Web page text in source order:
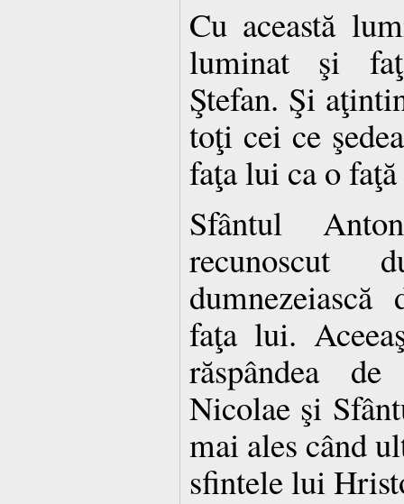
Cu această
luminat şi
Ştefan. Şi
toţi cei ce
faţa lui ca o
Sfântul
recunoscut
faţa lui.
răspândea
Nicolae şi
mai ales când
sfintele lui